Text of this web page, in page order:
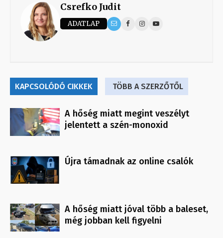
Csrefko Judit
ADATLAP
KAPCSOLÓDÓ CIKKEK TÖBB A SZERZŐTŐL
A hőség miatt megint veszélyt
jelentett a szén-monoxid
Újra támadnak az online csalók
A hőség miatt jóval több a baleset,
még jobban kell figyelni